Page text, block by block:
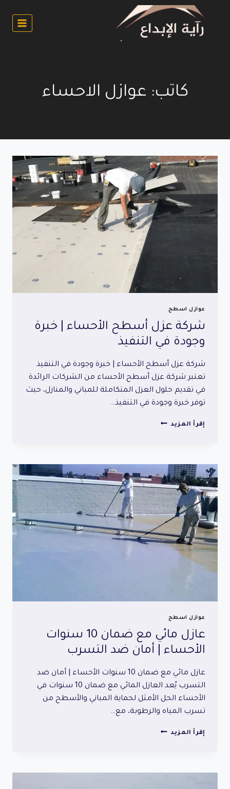
المحتوى
كاتب: عوازل الاحساء
عوازل اسطح
شركة عزل أسطح الأحساء | خبرة
وجودة في التنفيذ
شركة عزل أسطح الأحساء | خبرة وجودة في التنفيذ
تعتبر شركة عزل أسطح الأحساء من الشركات الرائدة
في تقديم حلول العزل المتكاملة للمباني والمنازل، حيث
توفر خبرة وجودة في التنفيذ…
إقرأ المزيد شركة
|
خبرة
وجودة
في
التنفيذ
عوازل اسطح
عازل مائي مع ضمان 10 سنوات
الأحساء | أمان ضد التسرب
عازل مائي مع ضمان 10 سنوات الأحساء | أمان ضد
التسرب يُعد العازل المائي مع ضمان 10 سنوات في
الأحساء الحل الأمثل لحماية المباني والأسطح من
تسرب المياه والرطوبة، مع…
إقرأ المزيد عازل
10